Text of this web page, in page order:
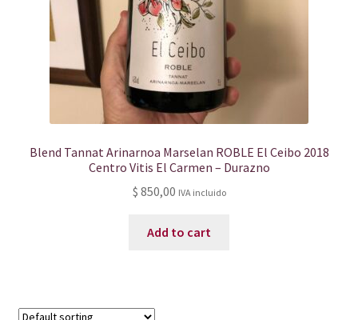
Blend Tannat Arinarnoa Marselan ROBLE El Ceibo 2018
Centro Vitis El Carmen – Durazno
$ 850,00 IVA incluido
Add to cart